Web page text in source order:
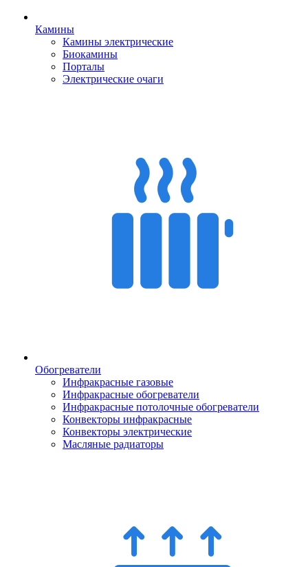
Камины
Камины электрические
Биокамины
Порталы
Электрические очаги
Обогреватели
Инфракрасные газовые
Инфракрасные обогреватели
Инфракрасные потолочные обогреватели
Конвекторы инфракрасные
Конвекторы электрические
Масляные радиаторы